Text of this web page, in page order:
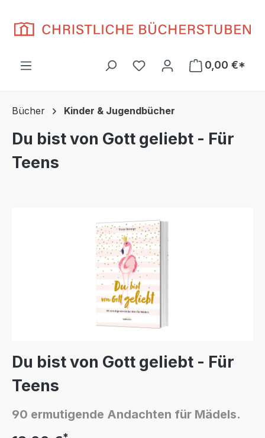
Du hast 0 Produkte auf
0,00 €*
Bücher Kinder & Jugendbücher
Du bist von Gott geliebt - Für
Teens
Du bist von Gott geliebt - Für
Teens
90 ermutigende Andachten für Mädels.